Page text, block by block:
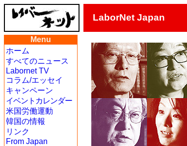
LaborNet Japan
Menu
ホーム
すべてのニュース
Labornet TV
コラム/エッセイ
キャンペーン
イベントカレンダー
米国労働運動
韓国の情報
リンク
From Japan